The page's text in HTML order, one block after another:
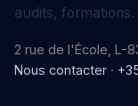
audits, formations.
2 rue de l'École, L-
Nous contacter ·